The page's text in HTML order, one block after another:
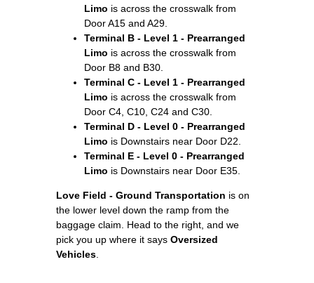
Limo is across the crosswalk from
Door A15 and A29.
Terminal B - Level 1 - Prearranged
Limo is across the crosswalk from
Door B8 and B30.
Terminal C - Level 1 - Prearranged
Limo is across the crosswalk from
Door C4, C10, C24 and C30.
Terminal D - Level 0 - Prearranged
Limo is Downstairs near Door D22.
Terminal E - Level 0 - Prearranged
Limo is Downstairs near Door E35.
Love Field - Ground Transportation is on
the lower level down the ramp from the
baggage claim. Head to the right, and we
pick you up where it says Oversized
Vehicles